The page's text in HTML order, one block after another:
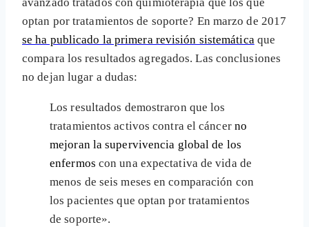
avanzado tratados con quimioterapia que los que
optan por tratamientos de soporte? En marzo de 2017
se ha publicado la primera revisión sistemáticaque
compara los resultados agregados. Las conclusiones
no dejan lugar a dudas:
Los resultados demostraron que los
tratamientos activos contra el cáncer no
mejoran la supervivencia global de los
enfermos con una expectativa de vida de
menos de seis meses en comparación con
los pacientes que optan por tratamientos
de soporte».